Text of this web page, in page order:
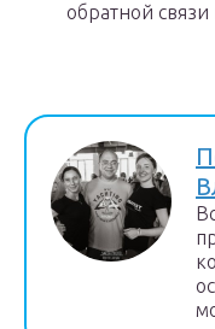
обратной связи